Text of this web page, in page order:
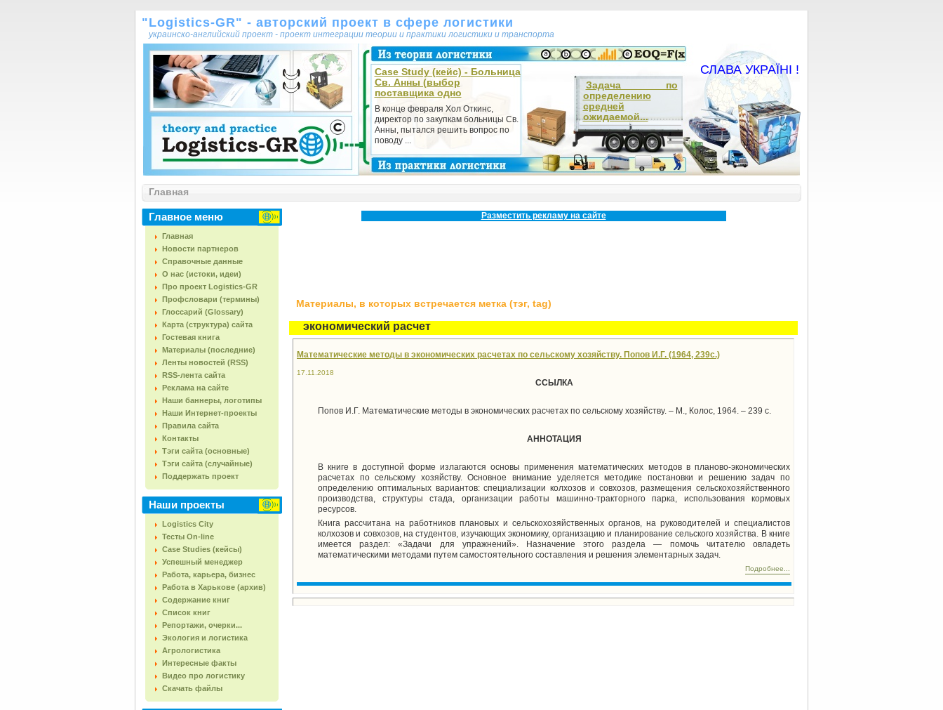
"Logistics-GR" - авторский проект в сфере логистики
украинско-английский проект - проект интеграции теории и практики логистики и транспорта
Case Study (кейс) - Больница
Св. Анны (выбор
поставщика одно
В конце февраля Хол Откинс,
директор по закупкам больницы Св.
Анны, пытался решить вопрос по
поводу ...
Задача по
определению
средней
ожидаемой...
СЛАВА УКРАЇНІ !
Главная
Главное меню
Главная
Новости партнеров
Справочные данные
О нас (истоки, идеи)
Про проект Logistics-GR
Профсловари (термины)
Глоссарий (Glossary)
Карта (структура) сайта
Гостевая книга
Материалы (последние)
Ленты новостей (RSS)
RSS-лента сайта
Реклама на сайте
Наши баннеры, логотипы
Наши Интернет-проекты
Правила сайта
Контакты
Тэги сайта (основные)
Тэги сайта (случайные)
Поддержать проект
Наши проекты
Logistics City
Тесты On-line
Case Studies (кейсы)
Успешный менеджер
Работа, карьера, бизнес
Работа в Харькове (архив)
Содержание книг
Список книг
Репортажи, очерки...
Экология и логистика
Агрологистика
Интересные факты
Видео про логистику
Скачать файлы
Разместить рекламу на сайте
Материалы, в которых встречается метка (тэг, tag)
экономический расчет
Математические методы в экономических расчетах по сельскому хозяйству. Попов И.Г. (1964, 239с.)
17.11.2018
ССЫЛКА
Попов И.Г. Математические методы в экономических расчетах по сельскому хозяйству. – М., Колос, 1964. – 239 с.
АННОТАЦИЯ
В книге в доступной форме излагаются основы применения математических методов в планово-экономических
расчетах по сельскому хозяйству. Основное внимание уделяется методике постановки и решению задач по
определению оптимальных вариантов: специализации колхозов и совхозов, размещения сельскохозяйственного
производства, структуры стада, организации работы машинно-тракторного парка, использования кормовых
ресурсов.
Книга рассчитана на работников плановых и сельскохозяйственных органов, на руководителей и специалистов
колхозов и совхозов, на студентов, изучающих экономику, организацию и планирование сельского хозяйства. В книге
имеется раздел: «Задачи для упражнений». Назначение этого раздела — помочь читателю овладеть
математическими методами путем самостоятельного составления и решения элементарных задач.
Подробнее...